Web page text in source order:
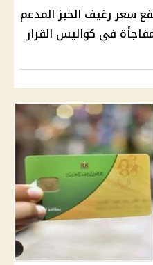
سعر رغيف الخبز المدعم
في كواليس القرار